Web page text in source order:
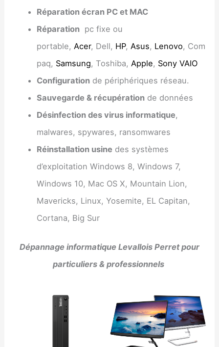
Réparation écran PC et MAC
Réparationpc fixe ou
portable, Acer, Dell, HP, Asus, Lenovo, Com
paq, Samsung, Toshiba, Apple, Sony VAIO
Configurationde périphériques réseau.
Sauvegarde & récupérationde données
Désinfection des virus informatique,
malwares, spywares, ransomwares
Réinstallation usine des systèmes
d’exploitation Windows 8, Windows 7,
Windows 10, Mac OS X, Mountain Lion,
Mavericks, Linux, Yosemite, EL Capitan,
Cortana, Big Sur
Dépannage informatique Levallois Perret pour
particuliers & professionnels